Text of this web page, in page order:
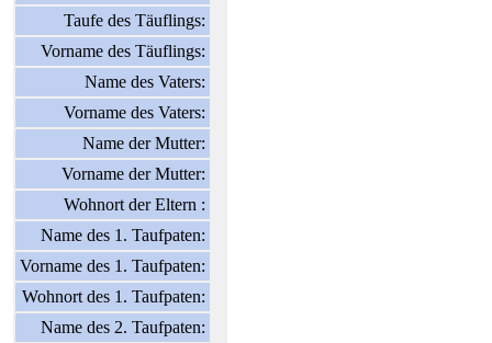
Taufe des Täuflings:
Vorname des Täuflings:
Name des Vaters:
Vorname des Vaters:
Name der Mutter:
Vorname der Mutter:
Wohnort der Eltern :
Name des 1. Taufpaten:
Vorname des 1. Taufpaten:
Wohnort des 1. Taufpaten:
Name des 2. Taufpaten: